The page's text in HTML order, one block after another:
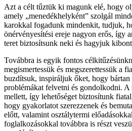
Azt a célt tűztük ki magunk elé, hogy
amely „menedékhelyként” szolgál
karokkal fogadunk mindenkit, tudjuk,
önérvényesítési ereje nagyon erős, így
teret biztosítsunk neki és hagyjuk
Továbbra is egyik fontos
megismertessük és megszerettessük a
buzdítsuk, inspiráljuk őket, hogy bártan
problémákat felvetni és gondolkodni.
mellett, így lehetőséget biztosítunk
hogy gyakorlatot szerezzenek és
előtt, valamint osztálytermi
foglalkozásokkal továbbra is részt